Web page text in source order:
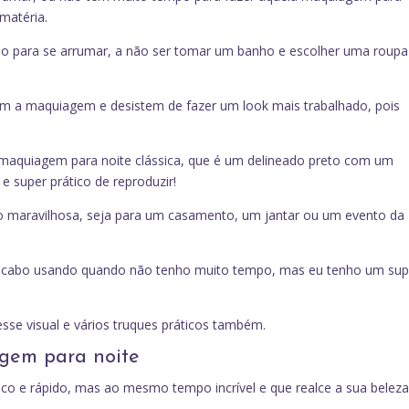
para se arrumar, a não ser tomar um banho e escolher uma
a maquiagem e desistem de fazer um look mais trabalhado, pois
para noite clássica, que é um delineado preto com um
super prático de reproduzir!
seja para um casamento, um jantar ou um evento da
usando quando não tenho muito tempo, mas eu tenho um
visual e vários truques práticos também.
para noite
e rápido, mas ao mesmo tempo incrível e que realce a sua